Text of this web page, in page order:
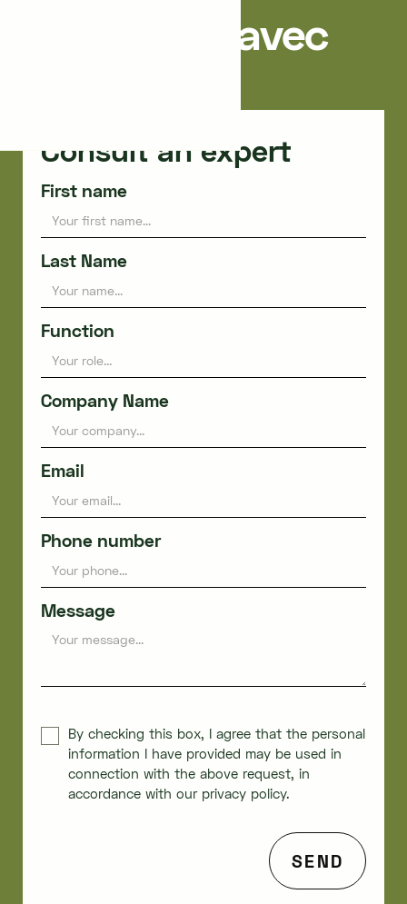
Recherche avec
Consult an expert
First name
Last Name
Function
Company Name
Email
Phone number
Message
By checking this box, I agree that the personal
information I have provided may be used in
connection with the above request, in
accordance with our privacy policy.